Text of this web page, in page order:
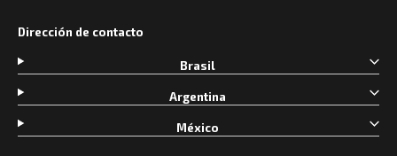
Dirección de contacto
Brasil
Argentina
México